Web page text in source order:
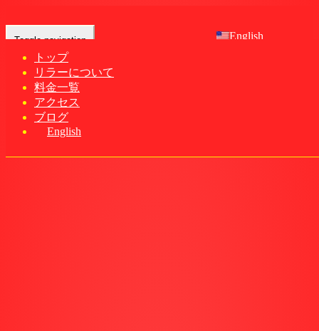
English
Toggle navigation
トップ
リラーについて
料金一覧
アクセス
ブログ
English
Home -ヤヤ(…